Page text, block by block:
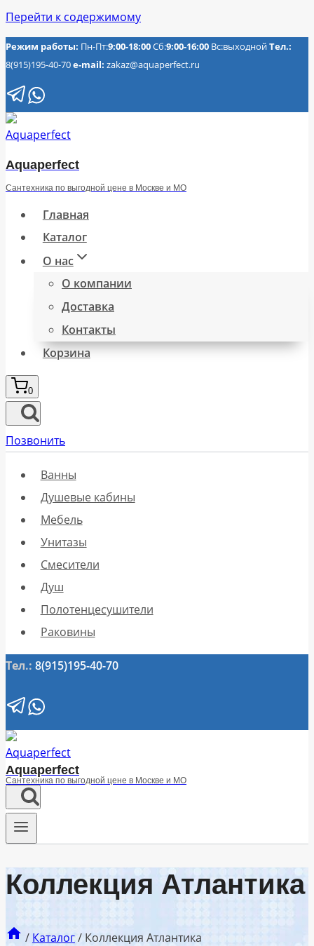
Перейти к содержимому
Режим работы: Пн-Пт:9:00-18:00Сб:9:00-16:00 Вс:выходнойТел.:
8(915)195-40-70e-mail: zakaz@aquaperfect.ru
Aquaperfect
Сантехника по выгодной цене в Москве и МО
Главная
Каталог
О нас
О компании
Доставка
Контакты
Корзина
0
Позвонить
Ванны
Душевые кабины
Мебель
Унитазы
Смесители
Душ
Полотенцесушители
Раковины
Тел.: 8(915)195-40-70
Aquaperfect
Сантехника по выгодной цене в Москве и МО
Коллекция Атлантика
/ Каталог/ Коллекция Атлантика